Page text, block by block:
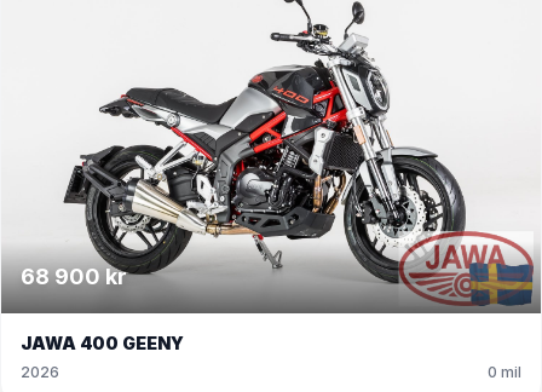
68 900 kr
JAWA 400 GEENY
2026 0 mil